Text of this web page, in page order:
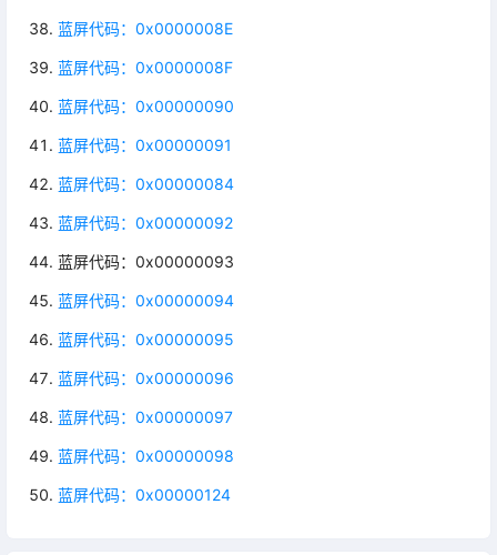
蓝屏代码：0x0000008E
蓝屏代码：0x0000008F
蓝屏代码：0x00000090
蓝屏代码：0x00000091
蓝屏代码：0x00000084
蓝屏代码：0x00000092
蓝屏代码：0x00000093
蓝屏代码：0x00000094
蓝屏代码：0x00000095
蓝屏代码：0x00000096
蓝屏代码：0x00000097
蓝屏代码：0x00000098
蓝屏代码：0x00000124